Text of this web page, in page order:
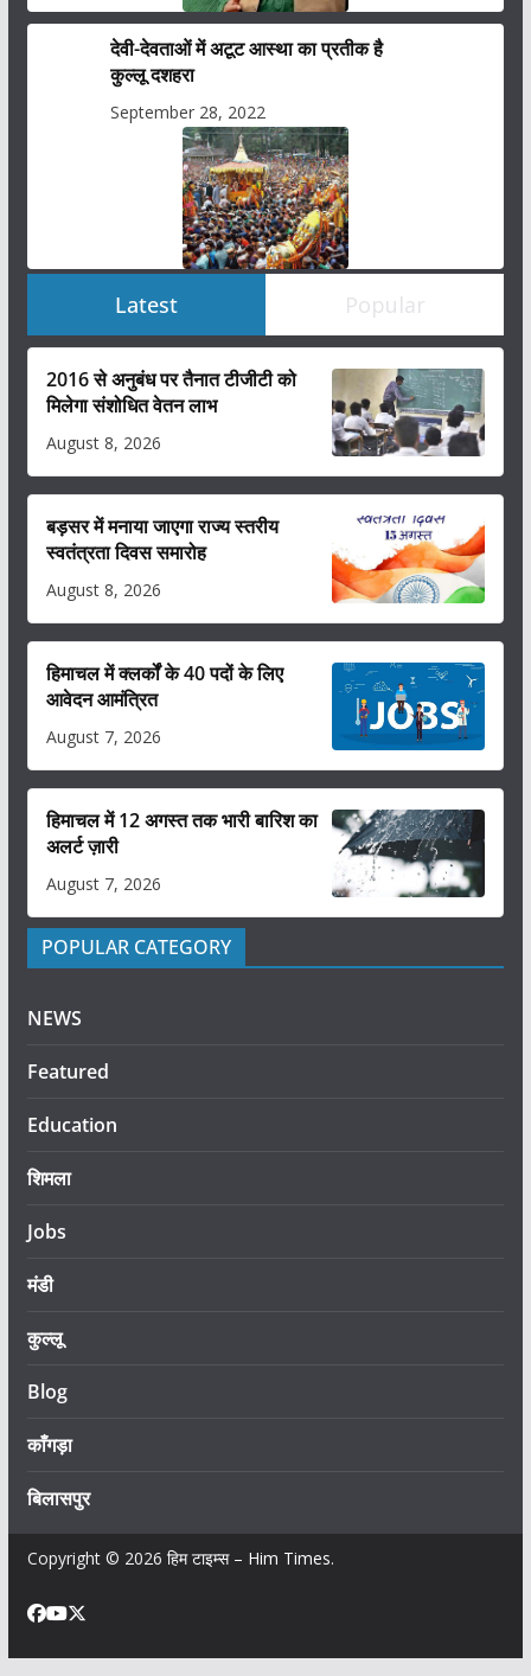
देवी-देवताओं में अटूट आस्था का प्रतीक है
कुल्लू दशहरा
September 28, 2022
Latest Popular
2016 से अनुबंध पर तैनात टीजीटी को
मिलेगा संशोधित वेतन लाभ
August 8, 2026
बड़सर में मनाया जाएगा राज्य स्तरीय
स्वतंत्रता दिवस समारोह
August 8, 2026
हिमाचल में क्लर्कों के 40 पदों के लिए
आवेदन आमंत्रित
August 7, 2026
हिमाचल में 12 अगस्त तक भारी बारिश का
अलर्ट ज़ारी
August 7, 2026
POPULAR CATEGORY
NEWS
Featured
Education
शिमला
Jobs
मंडी
कुल्लू
Blog
काँगड़ा
बिलासपुर
Copyright © 2026 हिम टाइम्स – Him Times.